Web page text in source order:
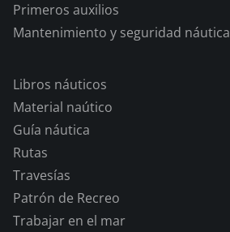
Primeros auxilios
Mantenimiento y seguridad náutica
Libros náuticos
Material naútico
Guía náutica
Rutas
Travesías
Patrón de Recreo
Trabajar en el mar